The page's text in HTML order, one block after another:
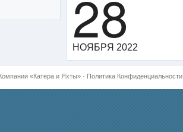
28
НОЯБРЯ 2022
Политика Конфиденциальности
«Катера и Яхты» ·